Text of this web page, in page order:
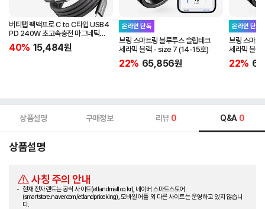
버티탭 팩맥프로 C to C타입 USB4
PD 240W 초고속충전 마그네틱
케이블 1m
40% 15,484원
온라인 단독
브링 스마트링 블루투스 슬립테크
세라믹 블랙 - size 7 (14-15호)
22% 65,856원
온라인 단독
브링 스마트
세라믹 블
22%
상품설명 구매정보 리뷰 0 Q&A 0
상품설명
사칭 주의 안내
현재 전자랜드는 공식 사이트(etlandmall.co.kr), 네이버 스마트스토어
(smartstore.naver.com/etlandpriceking), 모바일 어플 외 다른 사이트는 운영하고 있지 않습니
다.